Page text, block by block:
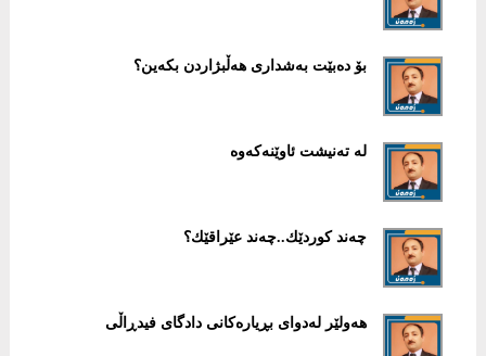
بۆ ده‌بێت به‌شداری هه‌ڵبژاردن بكه‌ین؟
له‌ ته‌نیشت ئاوێنه‌كه‌وه‌
چه‌ند كوردێك..چه‌ند عێراقێك؟
هەولێر لەدوای بڕیارەكانی دادگای فیدڕاڵی